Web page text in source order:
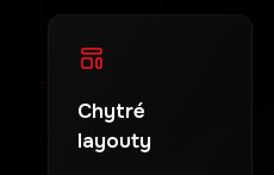
Chytré
layouty